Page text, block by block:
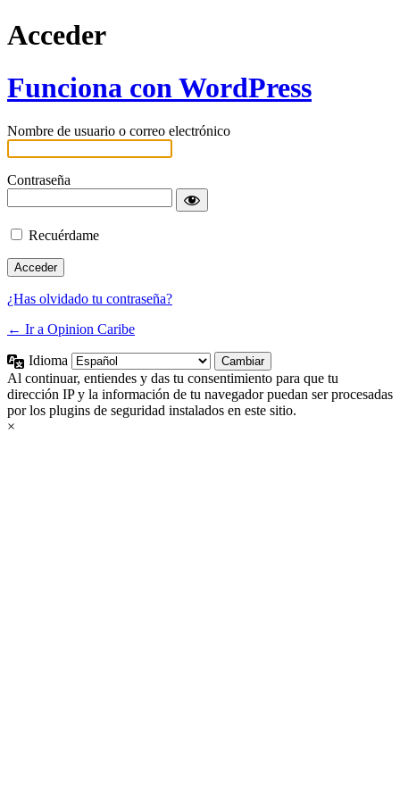
Acceder
Funciona con WordPress
Nombre de usuario o correo electrónico
Contraseña
Recuérdame
¿Has olvidado tu contraseña?
← Ir a Opinion Caribe
Idioma
Al continuar, entiendes y das tu consentimiento para que tu
dirección IP y la información de tu navegador puedan ser procesadas
por los plugins de seguridad instalados en este sitio.
×